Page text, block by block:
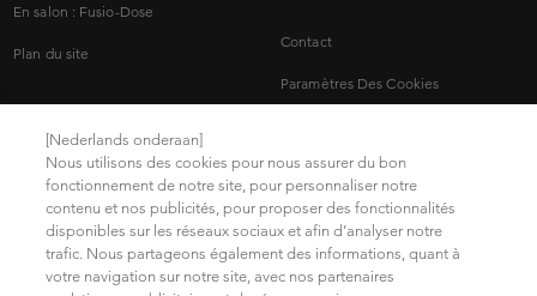
En salon : Fusio-Dose
Plan du site
Contact
Paramètres Des Cookies
Politique de confidentialité
Trouvez votre salon
Conditions d'Utilisation
[Nederlands onderaan]
Nous utilisons des cookies pour nous assurer du bon
fonctionnement de notre site, pour personnaliser notre
contenu et nos publicités, pour proposer des fonctionnalités
disponibles sur les réseaux sociaux et afin d’analyser notre
trafic. Nous partageons également des informations, quant à
votre navigation sur notre site, avec nos partenaires